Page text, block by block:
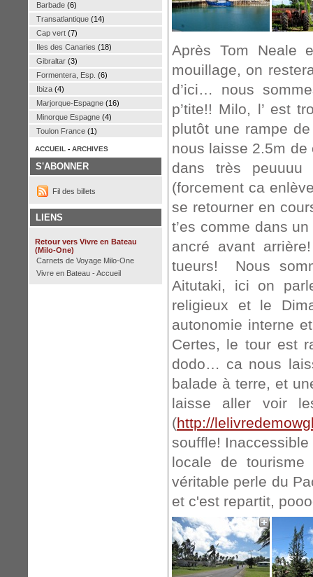
Après Tom Neale
mouillage, on
d’ici… nous
p’tite!! Milo, l’ est
plutôt une rampe
nous laisse 2.5m
dans très
(forcement ca
se retourner en
t’es comme dans
ancré avant
tueurs! Nous
Aitutaki, ici on
religieux et le
autonomie interne
Certes, le tour est
dodo… ca nous
balade à terre, et
laisse aller voir
(http://
souffle!
locale de
véritable perle du
et c'est repartit,
Barbade (6)
Transatlantique (14)
Cap vert (7)
Iles des Canaries (18)
Gibraltar (3)
Formentera, Esp. (6)
Ibiza (4)
Marjorque-Espagne (16)
Minorque Espagne (4)
Toulon France (1)
ACCUEIL - ARCHIVES
S'ABONNER
Fil des billets
LIENS
Retour vers Vivre en Bateau
(Milo-One)
Carnets de Voyage Milo-One
Vivre en Bateau - Accueil